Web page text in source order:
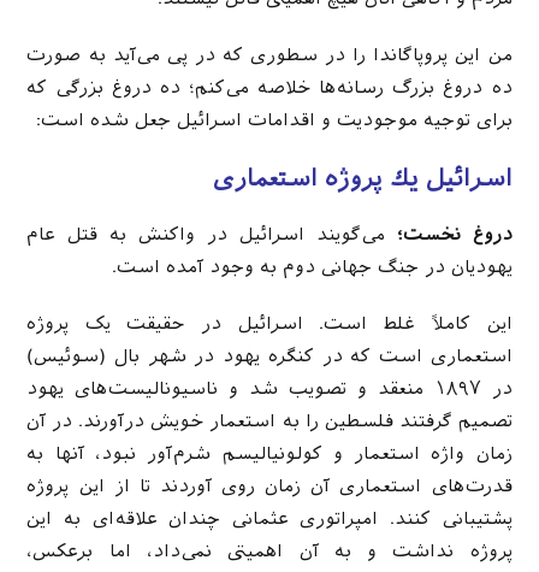
من این پروپاگاندا را در سطوری که در پی می‌آید به صورت
ده دروغ بزرگ رسانه‌ها خلاصه می‌کنم؛ ده دروغ بزرگی که
برای توجیه موجودیت و اقدامات اسرائیل جعل شده است:
اسرائیل یك پروژه استعماری
دروغ نخست؛ می‌گویند اسرائیل در واکنش به قتل عام
یهودیان در جنگ جهانی دوم به وجود آمده است.
این کاملاً غلط است. اسرائیل در حقیقت یک پروژه
استعماری است که در کنگره یهود در شهر بال (سوئیس)
در ۱۸۹۷ منعقد و تصویب شد و ناسیونالیست‌های یهود
تصمیم گرفتند فلسطین را به استعمار خویش درآورند. در آن
زمان واژه استعمار و کولونیالیسم شرم‌آور نبود، آنها به
قدرت‌های استعماری آن زمان روی آوردند تا از این پروژه
پشتیبانی کنند. امپراتوری عثمانی چندان علاقه‌ای به این
پروژه نداشت و به آن اهمیتی نمی‌داد، اما برعکس،